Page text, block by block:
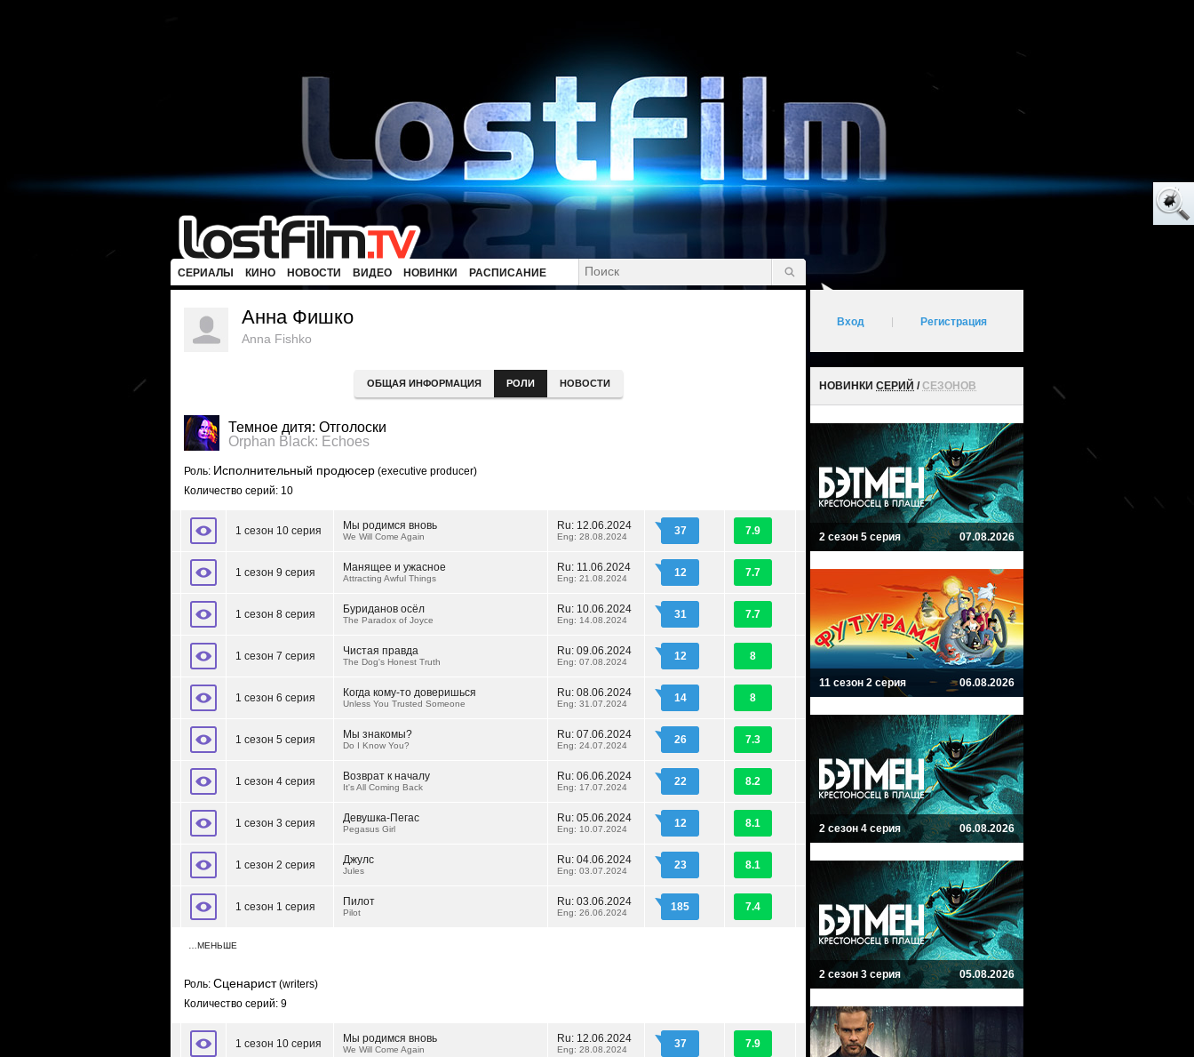
СЕРИАЛЫ КИНО НОВОСТИ ВИДЕО НОВИНКИ РАСПИСАНИЕ
Анна Фишко
Anna Fishko
ОБЩАЯ ИНФОРМАЦИЯ РОЛИ НОВОСТИ
Темное дитя: Отголоски
Orphan Black: Echoes
Роль: Исполнительный продюсер (executive producer)
Количество серий: 10
1 сезон 10 серия Мы родимся вновь
We Will Come Again
Ru: 12.06.2024
Eng: 28.08.2024 37 7.9
1 сезон 9 серия Манящее и ужасное
Attracting Awful Things
Ru: 11.06.2024
Eng: 21.08.2024 12 7.7
1 сезон 8 серия Буриданов осёл
The Paradox of Joyce
Ru: 10.06.2024
Eng: 14.08.2024 31 7.7
1 сезон 7 серия Чистая правда
The Dog's Honest Truth
Ru: 09.06.2024
Eng: 07.08.2024 12 8
1 сезон 6 серия Когда кому-то доверишься
Unless You Trusted Someone
Ru: 08.06.2024
Eng: 31.07.2024 14 8
1 сезон 5 серия Мы знакомы?
Do I Know You?
Ru: 07.06.2024
Eng: 24.07.2024 26 7.3
1 сезон 4 серия Возврат к началу
It's All Coming Back
Ru: 06.06.2024
Eng: 17.07.2024 22 8.2
1 сезон 3 серия Девушка-Пегас
Pegasus Girl
Ru: 05.06.2024
Eng: 10.07.2024 12 8.1
1 сезон 2 серия Джулс
Jules
Ru: 04.06.2024
Eng: 03.07.2024 23 8.1
1 сезон 1 серия Пилот
Pilot
Ru: 03.06.2024
Eng: 26.06.2024 185 7.4
…МЕНЬШЕ
Роль: Сценарист(writers)
Количество серий: 9
1 сезон 10 серия Мы родимся вновь
We Will Come Again
Ru: 12.06.2024
Eng: 28.08.2024 37 7.9
Вход Регистрация
НОВИНКИ СЕРИЙ /СЕЗОНОВ
2 сезон 5 серия 07.08.2026
11 сезон 2 серия 06.08.2026
2 сезон 4 серия 06.08.2026
2 сезон 3 серия 05.08.2026